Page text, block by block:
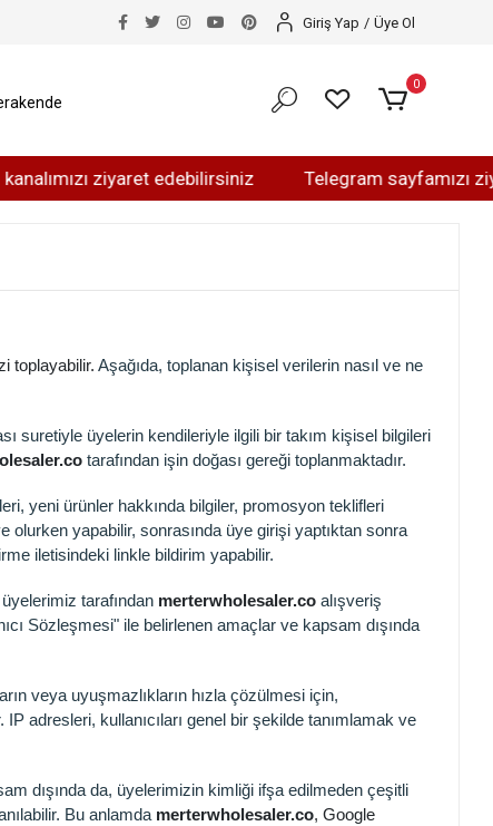
ziyaret edebilirsiniz Telegram sayfamızı
Giriş Yap / Üye Ol
0
toplayabilir. Aşağıda, toplanan kişisel verilerin nasıl ve ne
suretiyle üyelerin kendileriyle ilgili bir takım kişisel bilgileri
tarafından işin doğası gereği toplanmaktadır.
yeni ürünler hakkında bilgiler, promosyon teklifleri
yapabilir, sonrasında üye girişi yaptıktan sonra
iletisindeki linkle bildirim yapabilir.
tarafından merterwholesaler.co alışveriş
Sözleşmesi" ile belirlenen amaçlar ve kapsam dışında
veya uyuşmazlıkların hızla çözülmesi için,
adresleri, kullanıcıları genel bir şekilde tanımlamak ve
dışında da, üyelerimizin kimliği ifşa edilmeden çeşitli
Bu anlamda merterwholesaler.co, Google